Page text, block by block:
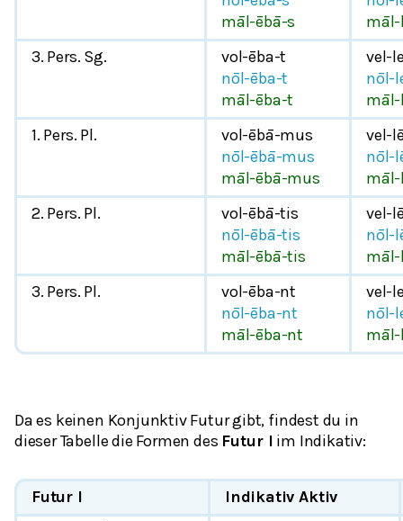
māl-ēbā-s
3. Pers. Sg.
vol-ēba-t
nōl-ēba-t
māl-ēba-t
vel-
nōl-
1. Pers. Pl.
vol-ēbā-mus
nōl-ēbā-mus
māl-ēbā-mus
vel-
nōl-
2. Pers. Pl.
vol-ēbā-tis
nōl-ēbā-tis
māl-ēbā-tis
vel-
nōl-
3. Pers. Pl.
vol-ēba-nt
nōl-ēba-nt
māl-ēba-nt
vel-
nōl-
Da es keinen Konjunktiv Futur gibt, findest du in
dieser Tabelle die Formen des Futur I im Indikativ:
Futur I
Indikativ Aktiv